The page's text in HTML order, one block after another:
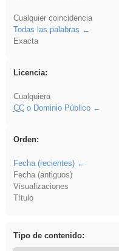
Cualquier coincidencia
Todas las palabras
Exacta
Licencia:
Cualquiera
CCo Dominio Público
Orden:
Fecha (recientes)
Fecha (antiguos)
Visualizaciones
Título
Tipo de contenido: